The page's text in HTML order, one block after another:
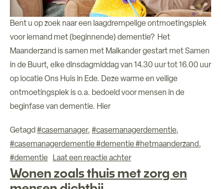
Bent u op zoek naar een laagdrempelige ontmoetingsplek
voor iemand met (beginnende) dementie? Het
Maanderzand is samen met Malkander gestart met Samen
in de Buurt, elke dinsdagmiddag van 14.30 uur tot 16.00 uur
op locatie Ons Huis in Ede. Deze warme en veilige
ontmoetingsplek is o.a. bedoeld voor mensen in de
beginfase van dementie. Hier
Getagd #casemanager, #casemanagerdementie,
#casemanagerdementie #dementie #hetmaanderzand,
#dementie
Laat een reactie achterop Samen in de Buurt –
Wonen zoals thuis met zorg en